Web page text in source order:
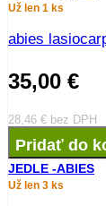
Už len 1 ks
abies
35,00 €
28,46 € bez DPH
Pridať do
JEDLE -ABIES
Už len 3 ks